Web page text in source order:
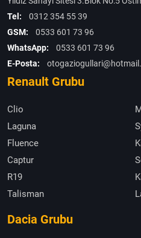
Tel:
0312 354 55 39
GSM:
0533 601 73 96
WhatsApp:
0533 601 73 96
E-Posta:
Renault Grubu
Clio
Laguna
Fluence
Captur
R19
Talisman
Dacia Grubu